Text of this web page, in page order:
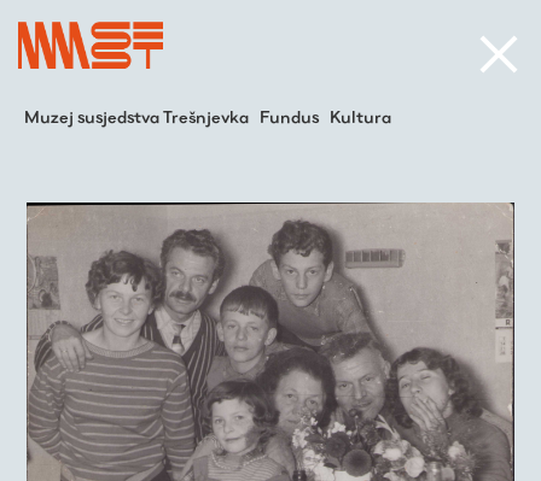
Muzej susjedstva Trešnjevka Fundus Kultura